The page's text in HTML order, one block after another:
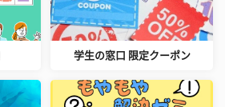
学生の窓口 限定クーポン